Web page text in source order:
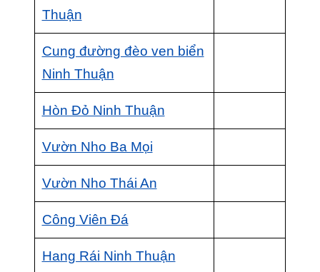
Thuận
Cung đường đèo ven biển
Ninh Thuận
Hòn Đỏ Ninh Thuận
Vườn Nho Ba Mọi
Vườn Nho Thái An
Công Viên Đá
Hang Rái Ninh Thuận